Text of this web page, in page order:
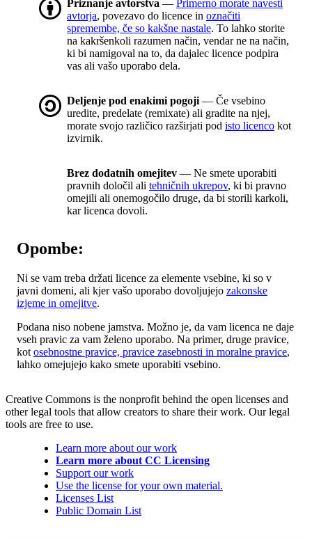
Priznanje avtorstva — Primerno morate navesti
avtorja, povezavo do licence in označiti
spremembe, če so kakšne nastale. To lahko storite
na kakršenkoli razumen način, vendar ne na način,
ki bi namigoval na to, da dajalec licence podpira
vas ali vašo uporabo dela.
Deljenje pod enakimi pogoji — Če vsebino
uredite, predelate (remixate) ali gradite na njej,
morate svojo različico razširjati pod isto licenco kot
izvirnik.
Brez dodatnih omejitev — Ne smete uporabiti
pravnih določil ali tehničnih ukrepov, ki bi pravno
omejili ali onemogočilo druge, da bi storili karkoli,
kar licenca dovoli.
Opombe:
Ni se vam treba držati licence za elemente vsebine, ki so v
javni domeni, ali kjer vašo uporabo dovoljujejo zakonske
izjeme in omejitve.
Podana niso nobene jamstva. Možno je, da vam licenca ne daje
vseh pravic za vam želeno uporabo. Na primer, druge pravice,
kot osebnostne pravice, pravice zasebnosti in moralne pravice,
lahko omejujejo kako smete uporabiti vsebino.
Creative Commons is the nonprofit behind the open licenses and
other legal tools that allow creators to share their work. Our legal
tools are free to use.
Learn more about our work
Learn more about CC Licensing
Support our work
Use the license for your own material.
Licenses List
Public Domain List